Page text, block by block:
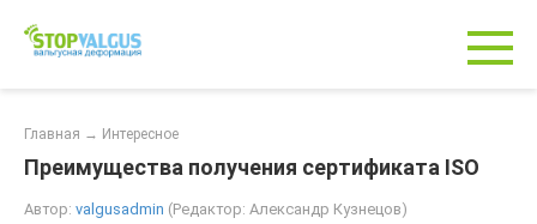
контенту
Главная → Интересное
Преимущества получения сертификата ISO
Автор: valgusadmin (Редактор: Александр Кузнецов)